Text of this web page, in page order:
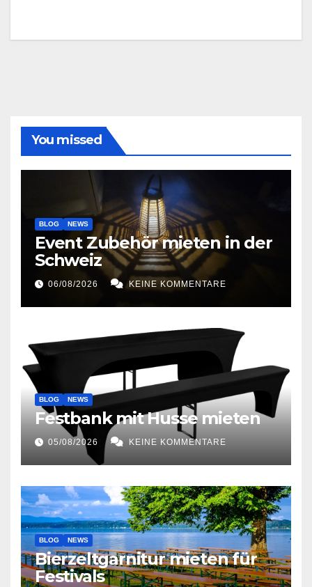
You missed
BLOG NEWS
Event Zubehör mieten in der
Schweiz
06/08/2026 KEINE KOMMENTARE
BLOG NEWS
Festbank mit Husse mieten
05/08/2026 KEINE KOMMENTARE
BLOG NEWS
Bierzeltgarnitur mieten für
Festivals